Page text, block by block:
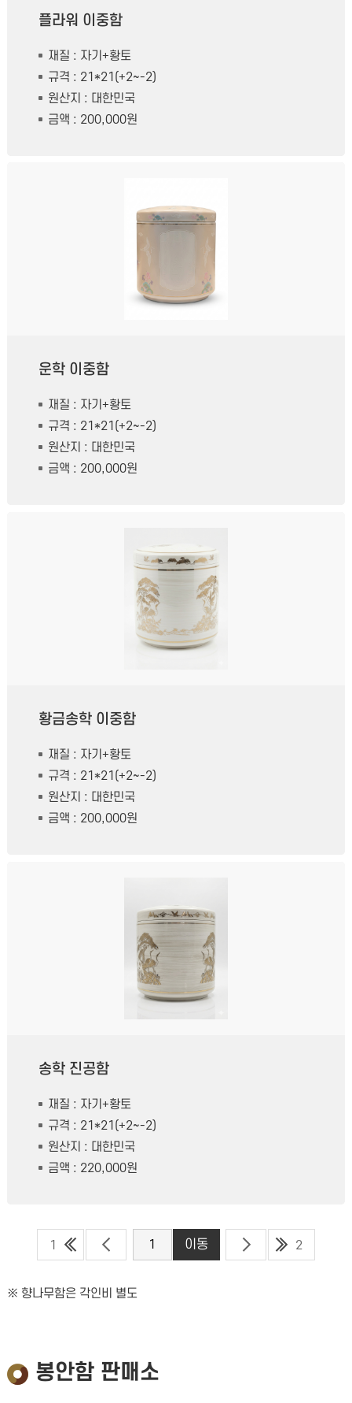
플라워 이중함
재질 : 자기+황토
규격 : 21*21(+2~-2)
원산지 : 대한민국
금액 : 200,000원
운학 이중함
재질 : 자기+황토
규격 : 21*21(+2~-2)
원산지 : 대한민국
금액 : 200,000원
황금송학 이중함
재질 : 자기+황토
규격 : 21*21(+2~-2)
원산지 : 대한민국
금액 : 200,000원
송학 진공함
재질 : 자기+황토
규격 : 21*21(+2~-2)
원산지 : 대한민국
금액 : 220,000원
1 2
향나무함은 각인비 별도
봉안함 판매소